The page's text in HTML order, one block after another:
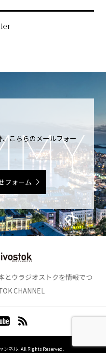
こちらのメールフォー
フォーム
とウラジオストクを情報でつ
CHANNEL
ンネル. All Rights Reserved.